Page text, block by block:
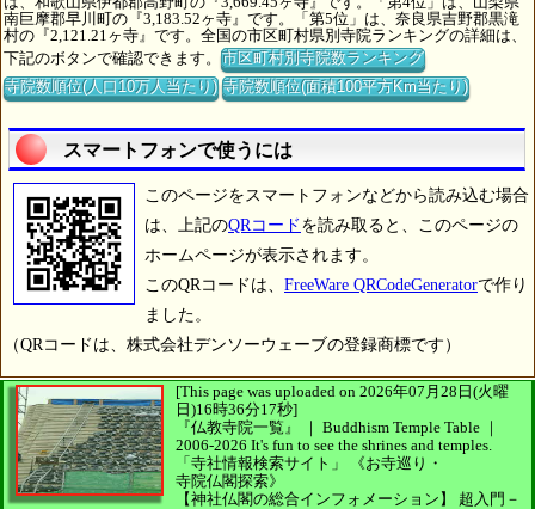
南巨摩郡早川町の『3,183.52ヶ寺』です。「第5位」は、奈良県吉野郡黒滝
村の『2,121.21ヶ寺』です。全国の市区町村県別寺院ランキングの詳細は、
下記のボタンで確認できます。市区町村別寺院数ランキング
寺院数順位(人口10万人当たり) 寺院数順位(面積100平方Km当たり)
スマートフォンで使うには
このページをスマートフォンなどから読み込む場合
は、上記のQRコード を読み取ると、このページの
ホームページが表示されます。
このQRコードは、 FreeWare QRCodeGeneratorで作り
ました。
（QRコードは、株式会社デンソーウェーブの登録商標です）
[This page was uploaded on 2026年07月28日(火曜
日)16時36分17秒]
『仏教寺院一覧』 ｜ Buddhism Temple Table ｜
2006-2026 It's fun to see the shrines and temples.
「寺社情報検索サイト」
《お寺巡り・
寺院仏閣探索》
【神社仏閣の総合インフォメーション】
超入門－